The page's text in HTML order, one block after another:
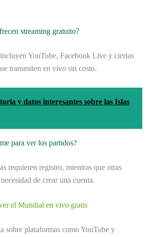
streaming gratuito?
YouTube, Facebook Live y ciertas
transmiten en vivo sin costo.
y datos interesantes sobre las Islas
para ver los partidos?
requieren registro, mientras que otras
de crear una cuenta.
el Mundial en vivo gratis
sobre plataformas como YouTube y